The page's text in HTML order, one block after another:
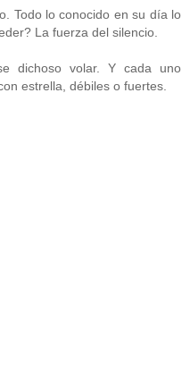
Todo lo conocido en su día lo
La fuerza del silencio.
dichoso volar. Y cada uno
estrella, débiles o fuertes.